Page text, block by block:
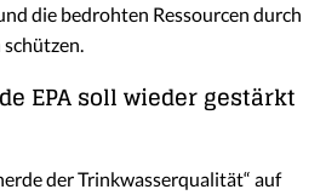
die bedrohten Ressourcen durch
schützen.
EPA soll wieder gestärkt
der Trinkwasserqualität“ auf